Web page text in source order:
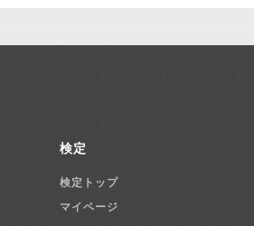
検定
検定トップ
マイページ